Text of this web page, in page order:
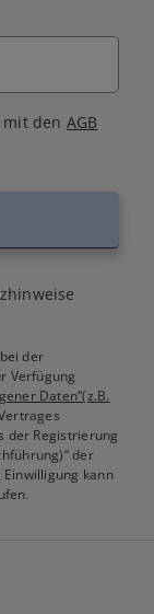
den AGB
der
Verfügung
Daten“(z.B.
der Registrierung
der
kann